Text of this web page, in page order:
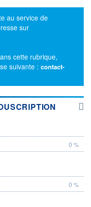
au service de
sur
cette rubrique,
suivante : contact-
0 %
0 %